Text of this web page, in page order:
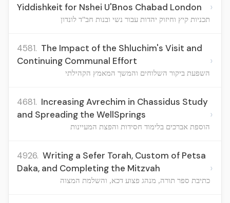
Yiddishkeit for Nshei U'Bnos Chabad London
תכניות קיץ וחיזוק יהדות עבור נשי ובנות חב"ד לונדון
›
4581. The Impact of the Shluchim's Visit and
Continuing Communal Effort
השפעת ביקור השלוחים והמשך המאמץ הקהילתי
›
4681. Increasing Avrechim in Chassidus Study
and Spreading the WellSprings
הוספת אברכים בלימוד חסידות והפצת המעיינות
›
4926. Writing a Sefer Torah, Custom of Petsa
Daka, and Completing the Mitzvah
כתיבת ספר תורה, מנהג פצוע דכא, והשלמת המצוה
›